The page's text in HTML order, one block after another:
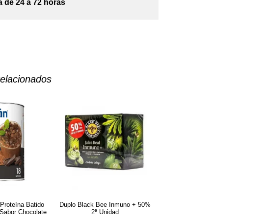
de 24 a 72 horas
Batido
Chocolate
Duplo Black Bee Inmuno + 50%
2ª Unidad